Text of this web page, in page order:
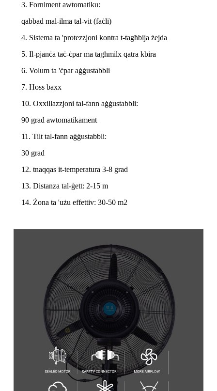
3. Forniment awtomatiku:
qabbad mal-ilma tal-vit (faċli)
4. Sistema ta 'protezzjoni kontra t-tagħbija żejda
5. Il-pjanċa taċ-ċpar ma tagħmilx qatra kbira
6. Volum ta 'ċpar aġġustabbli
7. Ħoss baxx
10. Oxxillazzjoni tal-fann aġġustabbli:
90 grad awtomatikament
11. Tilt tal-fann aġġustabbli:
30 grad
12. tnaqqas it-temperatura 3-8 grad
13. Distanza tal-ġett: 2-15 m
14. Żona ta 'użu effettiv: 30-50 m2